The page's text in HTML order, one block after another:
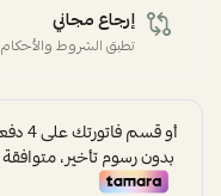
إرجاع مجاني
تطبق الشروط والأحكام